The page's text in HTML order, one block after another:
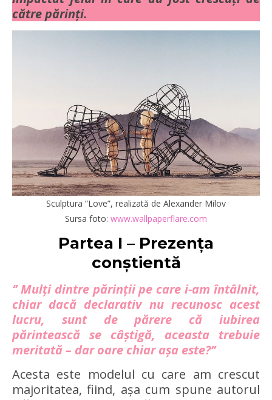
către părinți.
Sculptura ”Love”, realizată de Alexander Milov
Sursa foto: www.wallpaperflare.com
Partea I – Prezența
conștientă
‘’ Mulți dintre părinții pe care i-am întâlnit,
chiar dacă declarativ nu recunosc acest
lucru, sunt de părere că iubirea
părintească se câștigă, aceasta trebuie
meritată – dar oare chiar așa este?’’
Acesta este modelul cu care am crescut
majoritatea, fiind, așa cum spune autorul